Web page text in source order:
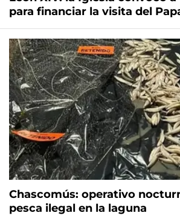
para financiar la visita del
Chascomús: operativo
pesca ilegal en la laguna